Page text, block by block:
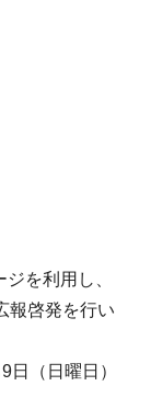
を利用し、
報啓発を行い
（日曜日）